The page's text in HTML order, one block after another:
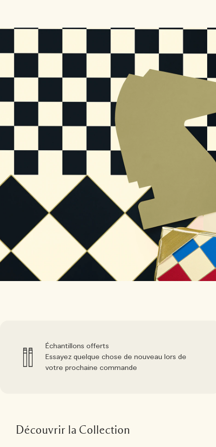
Échantillons offerts
Essayez quelque chose de nouveau lors de
votre prochaine commande
Découvrir la Collection